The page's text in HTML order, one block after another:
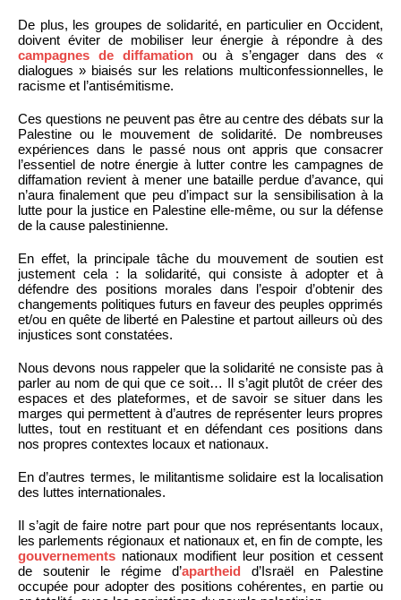
De plus, les groupes de solidarité, en particulier en Occident,
doivent éviter de mobiliser leur énergie à répondre à des
campagnes de diffamation ou à s’engager dans des «
dialogues » biaisés sur les relations multiconfessionnelles, le
racisme et l’antisémitisme.
Ces questions ne peuvent pas être au centre des débats sur la
Palestine ou le mouvement de solidarité. De nombreuses
expériences dans le passé nous ont appris que consacrer
l’essentiel de notre énergie à lutter contre les campagnes de
diffamation revient à mener une bataille perdue d’avance, qui
n’aura finalement que peu d’impact sur la sensibilisation à la
lutte pour la justice en Palestine elle-même, ou sur la défense
de la cause palestinienne.
En effet, la principale tâche du mouvement de soutien est
justement cela : la solidarité, qui consiste à adopter et à
défendre des positions morales dans l’espoir d’obtenir des
changements politiques futurs en faveur des peuples opprimés
et/ou en quête de liberté en Palestine et partout ailleurs où des
injustices sont constatées.
Nous devons nous rappeler que la solidarité ne consiste pas à
parler au nom de qui que ce soit… Il s’agit plutôt de créer des
espaces et des plateformes, et de savoir se situer dans les
marges qui permettent à d’autres de représenter leurs propres
luttes, tout en restituant et en défendant ces positions dans
nos propres contextes locaux et nationaux.
En d’autres termes, le militantisme solidaire est la localisation
des luttes internationales.
Il s’agit de faire notre part pour que nos représentants locaux,
les parlements régionaux et nationaux et, en fin de compte, les
gouvernements nationaux modifient leur position et cessent
de soutenir le régime d’apartheid d’Israël en Palestine
occupée pour adopter des positions cohérentes, en partie ou